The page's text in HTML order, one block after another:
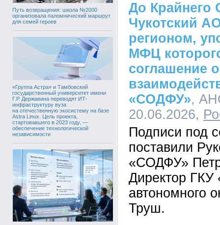
Путь возвращения: школа №2000
организовала паломнический маршрут
для семей героев
«Группа Астра» и Тамбовский
государственный университет имени
Г.Р. Державина переводят ИТ-
инфраструктуру вуза
на отечественную экосистему на базе
Astra Linux. Цель проекта,
стартовавшего в 2023 году, —
обеспечение технологической
независимости
До Крайнего
Чукотский
регионом,
МФЦ
соглашение о
«СОДФУ»,
20.06.2026,
Подписи под
поставили
«СОДФУ»
Директор ГКУ
автономного
Труш.